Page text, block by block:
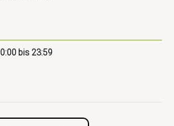
0:00 bis 23:59